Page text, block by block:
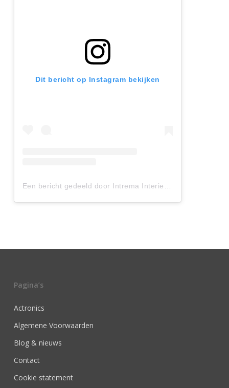
Dit bericht op Instagram bekijken
Pagina’s
Actronics
Algemene Voorwaarden
Blog & nieuws
Contact
Cookie statement